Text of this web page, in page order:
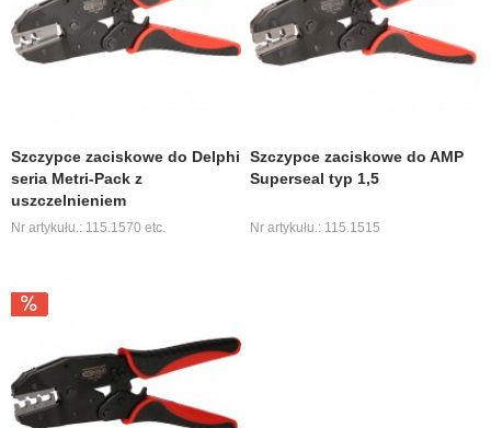
Szczypce zaciskowe do Delphi
seria Metri-Pack z
uszczelnieniem
Nr artykułu.: 115.1570 etc.
Szczypce zaciskowe do AMP
Superseal typ 1,5
Nr artykułu.: 115.1515